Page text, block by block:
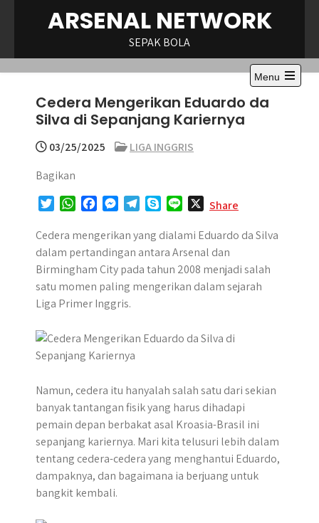
ARSENAL NETWORK
SEPAK BOLA
Menu
Open
Cedera Mengerikan Eduardo da
Silva di Sepanjang Kariernya
03/25/2025
LIGA INGGRIS
Bagikan
i
t
t
e
W
a
t
s
A
c
e
b
o
o
s
s
e
n
g
l
e
g
r
y
p
e
n
e
Share
Cedera mengerikan yang dialami Eduardo da Silva
dalam pertandingan antara Arsenal dan
Birmingham City pada tahun 2008 menjadi salah
satu momen paling mengerikan dalam sejarah
Liga Primer Inggris.
Namun, cedera itu hanyalah salah satu dari sekian
banyak tantangan fisik yang harus dihadapi
pemain depan berbakat asal Kroasia-Brasil ini
sepanjang kariernya. Mari kita telusuri lebih dalam
tentang cedera-cedera yang menghantui Eduardo,
dampaknya, dan bagaimana ia berjuang untuk
bangkit kembali.